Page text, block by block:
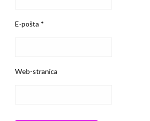
E-pošta *
Web-stranica